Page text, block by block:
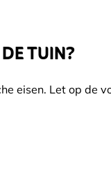
TUIN?
eisen. Let op de